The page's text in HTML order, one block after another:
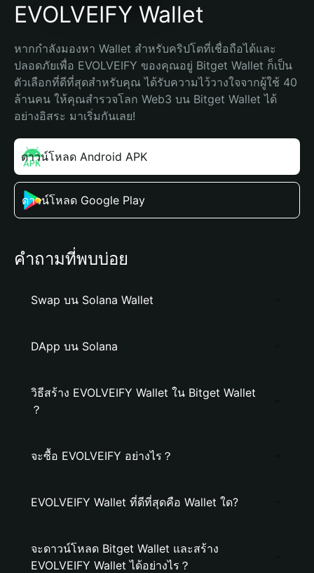
EVOLVEIFY Wallet
หากกำลังมองหา Wallet สำหรับคริปโตที่เชื่อถือได้และ
ปลอดภัยเพื่อ EVOLVEIFY ของคุณอยู่ Bitget Wallet ก็เป็น
ตัวเลือกที่ดีที่สุดสำหรับคุณ ได้รับความไว้วางใจจากผู้ใช้ 40
ล้านคน ให้คุณสำรวจโลก Web3 บน Bitget Wallet ได้
อย่างอิสระ มาเริ่มกันเลย!
ดาวน์โหลด Android APK
ดาวน์โหลด Google Play
คำถามที่พบบ่อย
Swap บน Solana Wallet
DApp บน Solana
วิธีสร้าง EVOLVEIFY Wallet ใน Bitget Wallet
？
จะซื้อ EVOLVEIFY อย่างไร？
EVOLVEIFY Wallet ที่ดีที่สุดคือ Wallet ใด?
จะดาวน์โหลด Bitget Wallet และสร้าง
EVOLVEIFY Wallet ได้อย่างไร？